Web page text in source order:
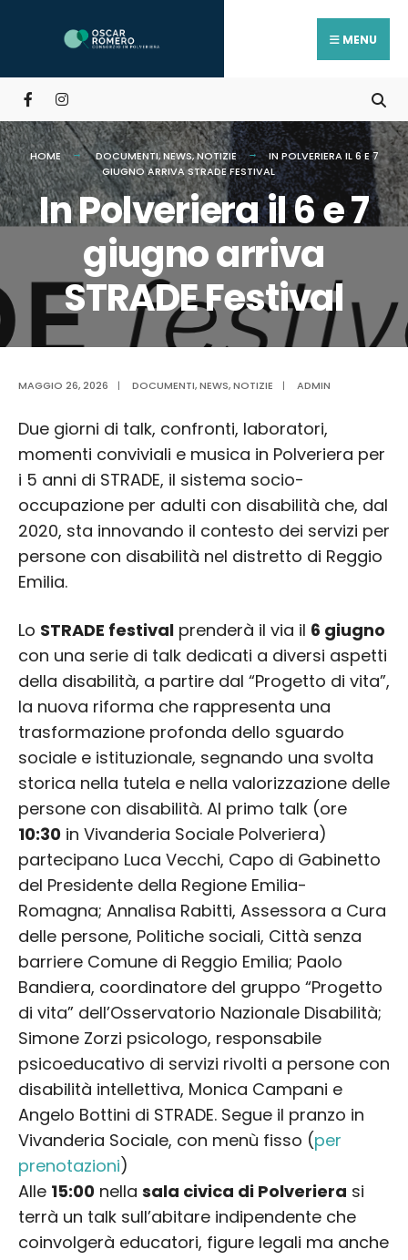
MENU
HOME DOCUMENTI,NEWS,NOTIZIE
IN POLVERIERA IL 6 E 7
GIUGNO ARRIVA STRADE FESTIVAL
In Polveriera il 6 e 7
giugno arriva
STRADE Festival
MAGGIO 26, 2026 | DOCUMENTI,NEWS,NOTIZIE | ADMIN
Due giorni di talk, confronti, laboratori,
momenti conviviali e musica in Polveriera per
i 5 anni di STRADE, il sistema socio-
occupazione per adulti con disabilità che, dal
2020, sta innovando il contesto dei servizi per
persone con disabilità nel distretto di Reggio
Emilia.
Lo STRADE festival prenderà il via il 6 giugno
con una serie di talk dedicati a diversi aspetti
della disabilità, a partire dal “Progetto di vita”,
la nuova riforma che rappresenta una
trasformazione profonda dello sguardo
sociale e istituzionale, segnando una svolta
storica nella tutela e nella valorizzazione delle
persone con disabilità. Al primo talk (ore
10:30 in Vivanderia Sociale Polveriera)
partecipano Luca Vecchi, Capo di Gabinetto
del Presidente della Regione Emilia-
Romagna; Annalisa Rabitti, Assessora a Cura
delle persone, Politiche sociali, Città senza
barriere Comune di Reggio Emilia; Paolo
Bandiera, coordinatore del gruppo “Progetto
di vita” dell’Osservatorio Nazionale Disabilità;
Simone Zorzi psicologo, responsabile
psicoeducativo di servizi rivolti a persone con
disabilità intellettiva, Monica Campani e
Angelo Bottini di STRADE. Segue il pranzo in
Vivanderia Sociale, con menù fisso (per
prenotazioni)
Alle 15:00 nella sala civica di Polveriera si
terrà un talk sull’abitare indipendente che
coinvolgerà educatori, figure legali ma anche
for: